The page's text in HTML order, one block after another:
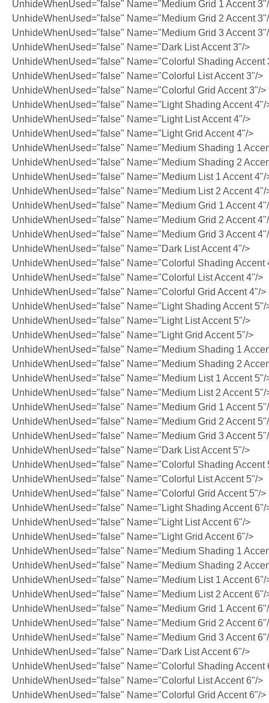
UnhideWhenUsed="false" Name="Medium Grid 1 Accent
UnhideWhenUsed="false" Name="Medium Grid 2 Accent
UnhideWhenUsed="false" Name="Medium Grid 3 Accent
UnhideWhenUsed="false" Name="Dark List Accent 3"/>
UnhideWhenUsed="false" Name="Colorful Shading Accent
UnhideWhenUsed="false" Name="Colorful List Accent 3"/>
UnhideWhenUsed="false" Name="Colorful Grid Accent 3"/>
UnhideWhenUsed="false" Name="Light Shading Accent 4"/
UnhideWhenUsed="false" Name="Light List Accent 4"/>
UnhideWhenUsed="false" Name="Light Grid Accent 4"/>
UnhideWhenUsed="false" Name="Medium Shading 1
UnhideWhenUsed="false" Name="Medium Shading 2
UnhideWhenUsed="false" Name="Medium List 1 Accent 4"/
UnhideWhenUsed="false" Name="Medium List 2 Accent 4"/
UnhideWhenUsed="false" Name="Medium Grid 1 Accent
UnhideWhenUsed="false" Name="Medium Grid 2 Accent
UnhideWhenUsed="false" Name="Medium Grid 3 Accent
UnhideWhenUsed="false" Name="Dark List Accent 4"/>
UnhideWhenUsed="false" Name="Colorful Shading Accent
UnhideWhenUsed="false" Name="Colorful List Accent 4"/>
UnhideWhenUsed="false" Name="Colorful Grid Accent 4"/>
UnhideWhenUsed="false" Name="Light Shading Accent 5"/
UnhideWhenUsed="false" Name="Light List Accent 5"/>
UnhideWhenUsed="false" Name="Light Grid Accent 5"/>
UnhideWhenUsed="false" Name="Medium Shading 1
UnhideWhenUsed="false" Name="Medium Shading 2
UnhideWhenUsed="false" Name="Medium List 1 Accent 5"/
UnhideWhenUsed="false" Name="Medium List 2 Accent 5"/
UnhideWhenUsed="false" Name="Medium Grid 1 Accent
UnhideWhenUsed="false" Name="Medium Grid 2 Accent
UnhideWhenUsed="false" Name="Medium Grid 3 Accent
UnhideWhenUsed="false" Name="Dark List Accent 5"/>
UnhideWhenUsed="false" Name="Colorful Shading Accent
UnhideWhenUsed="false" Name="Colorful List Accent 5"/>
UnhideWhenUsed="false" Name="Colorful Grid Accent 5"/>
UnhideWhenUsed="false" Name="Light Shading Accent 6"/
UnhideWhenUsed="false" Name="Light List Accent 6"/>
UnhideWhenUsed="false" Name="Light Grid Accent 6"/>
UnhideWhenUsed="false" Name="Medium Shading 1
UnhideWhenUsed="false" Name="Medium Shading 2
UnhideWhenUsed="false" Name="Medium List 1 Accent 6"/
UnhideWhenUsed="false" Name="Medium List 2 Accent 6"/
UnhideWhenUsed="false" Name="Medium Grid 1 Accent
UnhideWhenUsed="false" Name="Medium Grid 2 Accent
UnhideWhenUsed="false" Name="Medium Grid 3 Accent
UnhideWhenUsed="false" Name="Dark List Accent 6"/>
UnhideWhenUsed="false" Name="Colorful Shading Accent
UnhideWhenUsed="false" Name="Colorful List Accent 6"/>
UnhideWhenUsed="false" Name="Colorful Grid Accent 6"/>